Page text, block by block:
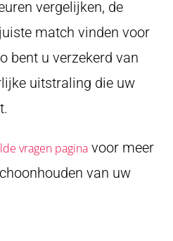
vergelijken, de
match vinden voor
bent u verzekerd van
uitstraling die uw
vragen pagina voor meer
van uw